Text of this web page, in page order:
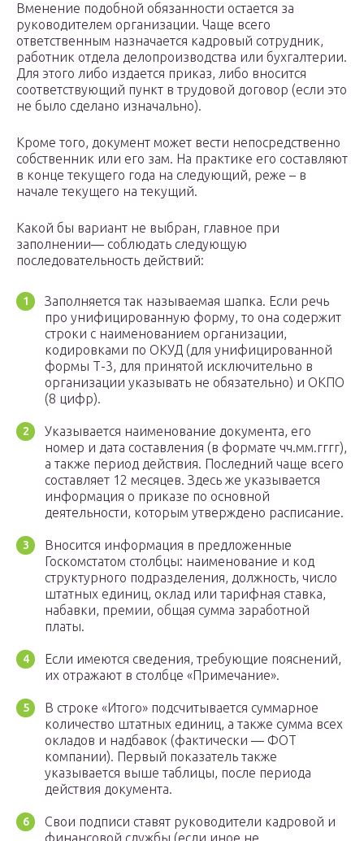
Вменение подобной обязанности остается за
руководителем организации. Чаще всего
ответственным назначается кадровый сотрудник,
работник отдела делопроизводства или бухгалтерии.
Для этого либо издается приказ, либо вносится
соответствующий пункт в трудовой договор (если это
не было сделано изначально).
Кроме того, документ может вести непосредственно
собственник или его зам. На практике его составляют
в конце текущего года на следующий, реже – в
начале текущего на текущий.
Какой бы вариант не выбран, главное при
заполнении— соблюдать следующую
последовательность действий:
Заполняется так называемая шапка. Если речь
про унифицированную форму, то она содержит
строки с наименованием организации,
кодировками по ОКУД (для унифицированной
формы Т-3, для принятой исключительно в
организации указывать не обязательно) и ОКПО
(8 цифр).
Указывается наименование документа, его
номер и дата составления (в формате чч.мм.гггг),
а также период действия. Последний чаще всего
составляет 12 месяцев. Здесь же указывается
информация о приказе по основной
деятельности, которым утверждено расписание.
Вносится информация в предложенные
Госкомстатом столбцы: наименование и код
структурного подразделения, должность, число
штатных единиц, оклад или тарифная ставка,
набавки, премии, общая сумма заработной
платы.
Если имеются сведения, требующие пояснений,
их отражают в столбце «Примечание».
В строке «Итого» подсчитывается суммарное
количество штатных единиц, а также сумма всех
окладов и надбавок (фактически — ФОТ
компании). Первый показатель также
указывается выше таблицы, после периода
действия документа.
Свои подписи ставят руководители кадровой и
финансовой службы (если иное не